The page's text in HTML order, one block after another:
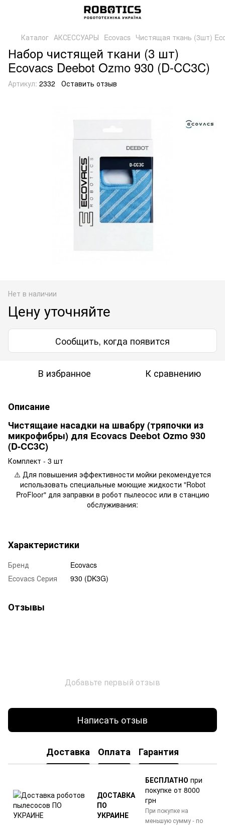
Каталог АКСЕССУАРЫ Ecovacs Чистящая ткань (3шт)
Набор чистящей ткани (3 шт)
Ecovacs Deebot Ozmo 930 (D-CC3C)
Артикул: 2332 Оставить отзыв
Нет в наличии
Цену уточняйте
Сообщить, когда появится
В избранное К сравнению
Описание
Чистящаие насадки на швабру (тряпочки из
микрофибры) для Ecovacs Deebot Ozmo 930
(D-CC3C)
Комплект - 3 шт
⚠️ Для повышения эффективности мойки рекомендуется
использовать специальные моющие жидкости "Robot
ProFloor" для заправки в робот пылеосос или в станцию
обслуживания:
Характеристики
Бренд
Ecovacs
Ecovacs Серия
930 (DK3G)
Отзывы
Добавьте первый отзыв
Написать отзыв
Доставка Оплата Гарантия
ДОСТАВКА
ПО
УКРАИНЕ
БЕСПЛАТНО при
покупке от 8000
грн
При покупке на
меньшую сумму - по